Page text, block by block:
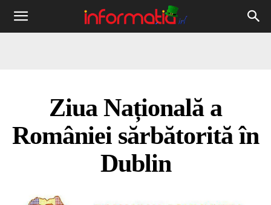
Informația
Ziua Națională a
României sărbătorită în
Dublin